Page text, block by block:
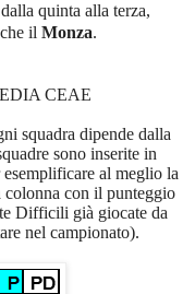
dalla quinta alla terza,
che il Monza.
CEAE
squadra dipende dalla
sono inserite in
al meglio la
colonna con il punteggio
Difficili già giocate da
nel campionato).